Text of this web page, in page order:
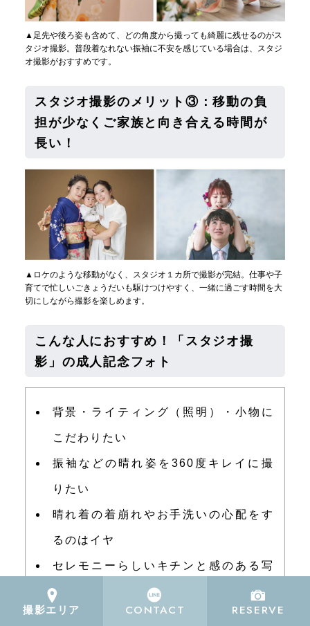
▲足先や後ろ姿も含めて、どの角度から撮っても綺麗に残せるのがス
タジオ撮影。普段着なれない振袖に不安を感じている場合は、スタジ
オ撮影がおすすめです。
スタジオ撮影のメリット③：移動の負
担が少なくご家族と向き合える時間が
長い！
▲ロケのような移動がなく、スタジオ１カ所で撮影が完結。仕事や子
育てで忙しいごきょうだいも駆けつけやすく、一緒に過ごす時間を大
切にしながら撮影を楽しめます。
こんな人におすすめ！「スタジオ撮
影」の成人記念フォト
背景・ライティング（照明）・小物に
こだわりたい
振袖などの晴れ姿を360度キレイに撮
りたい
晴れ着の着崩れやお手洗いの心配をす
るのはイヤ
セレモニーらしいキチンと感のある写
真も残したい
ご家族・ごきょうだいが駆けつけやす
撮影エリア CONTACT RESERVE